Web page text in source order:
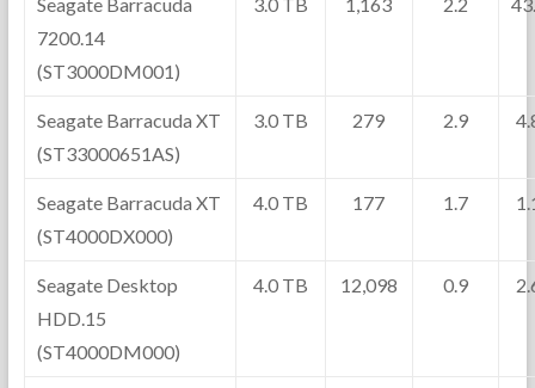
7200.14
(ST3000DM001)
Seagate Barracuda XT
(ST33000651AS)
3.0 TB 279 2.9
Seagate Barracuda XT
(ST4000DX000)
4.0 TB 177 1.7
Seagate Desktop
HDD.15
(ST4000DM000)
4.0 TB 12,098 0.9